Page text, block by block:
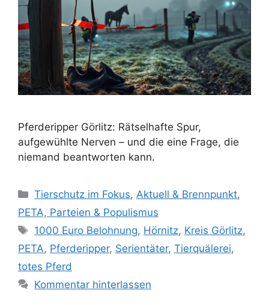
Pferderipper Görlitz: Rätselhafte Spur,
aufgewühlte Nerven – und die eine Frage, die
niemand beantworten kann.
K
a
e
g
o
r
Tierschutz im Fokus,Aktuell & Brennpunkt,
PETA, Parteien & Populismus
S
c
l
a
1000 Euro Belohnung, Hörnitz, Kreis Görlitz,
PETA, Pferderipper, Serientäter, Tierquälerei,
totes Pferd
Kommentar hinterlassen